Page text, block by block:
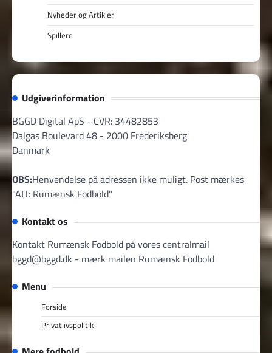
Nyheder og Artikler
Spillere
Udgiverinformation
BGGD Digital ApS - CVR: 34482853
Dalgas Boulevard 48 - 2000 Frederiksberg
Danmark
OBS:Henvendelse på adressen ikke muligt. Post mærkes
"Att: Rumænsk Fodbold"
Kontakt os
Kontakt Rumænsk Fodbold på vores centralmail
bggd@bggd.dk - mærk mailen Rumænsk Fodbold
Menu
Forside
Privatlivspolitik